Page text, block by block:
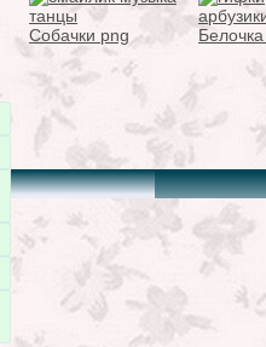
Собачки png